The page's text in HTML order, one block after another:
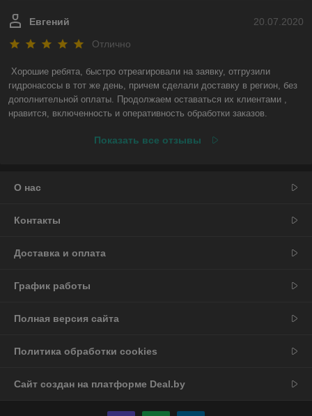
20.07.2020
Евгений
Отлично
Хорошие ребята, быстро отреагировали на заявку, отгрузили
гидронасосы в тот же день, причем сделали доставку в регион, без
дополнительной оплаты. Продолжаем оставаться их клиентами ,
нравится, включенность и оперативность обработки заказов.
Показать все отзывы
О нас
Контакты
Доставка и оплата
График работы
Полная версия сайта
Политика обработки cookies
Сайт создан на платформе Deal.by